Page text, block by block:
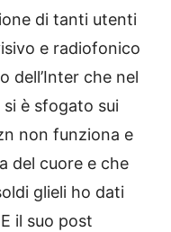
di tanti utenti
e radiofonico
dell’Inter che nel
è sfogato sui
non funziona e
del cuore e che
glieli ho dati
il suo post